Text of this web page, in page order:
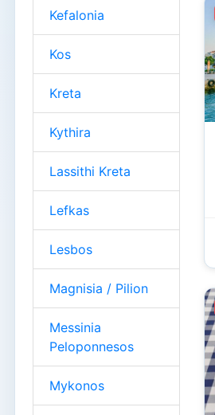
Kefalonia
Kos
Kreta
Kythira
Lassithi Kreta
Lefkas
Lesbos
Magnisia / Pilion
Messinia
Peloponnesos
Mykonos